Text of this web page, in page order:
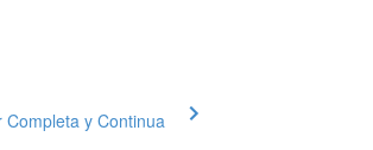
Completa y Continua